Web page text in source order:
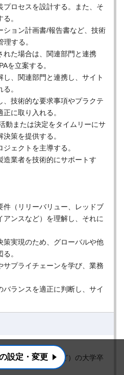
プロセスを設計する。また、そ
。
ション計画書/報告書など、技術
する。
れた場合は、関連部門と連携
を立案する。
し、関連部門と連携し、サイト
。
、技術的な要求事項やプラクテ
に取り入れる。
動または決定をタイムリーにサ
策を提供する。
ェクトを主導する。
造業者を技術的にサポートす
件（リリーバリュー、レッドブ
アンスなど）を理解し、それに
策実現のため、グローバルや他
。
サプライチェーンを学び、業務
バランスを適正に判断し、サイ
学、化学、理学など）の大学卒
設定・変更